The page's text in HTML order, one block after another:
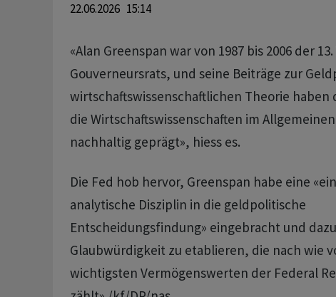
22.06.2026 15:14
«Alan Greenspan war von 1987 bis 2006 der
Gouverneursrats, und seine Beiträge zur
wirtschaftswissenschaftlichen Theorie haben
die Wirtschaftswissenschaften im
nachhaltig geprägt», hiess es.
Die Fed hob hervor, Greenspan habe eine
analytische Disziplin in die geldpolitische
Entscheidungsfindung» eingebracht und
Glaubwürdigkeit zu etablieren, die nach wie
wichtigsten Vermögenswerten der Federal